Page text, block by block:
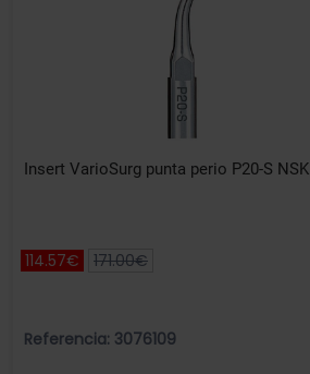
Insert VarioSurg punta perio P20-S NSK
114.57€ 171.00€
Referencia: 3076109